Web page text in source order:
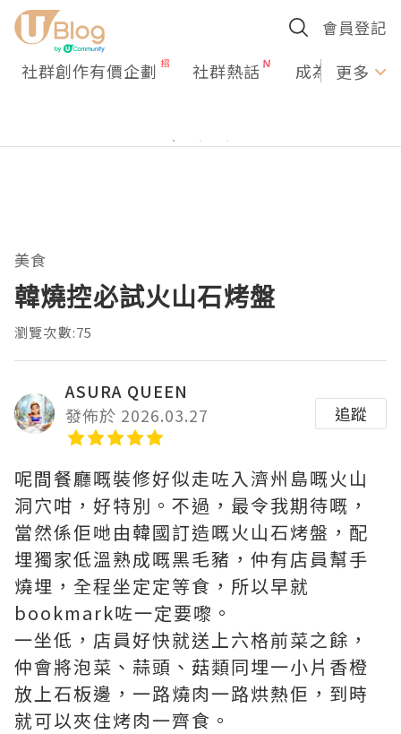
會員登記
社群創作有價企劃 社群熱話 成為U更多
美食
韓燒控必試火山石烤盤
瀏覽次數:75
ASURA QUEEN
發佈於 2026.03.27
追蹤
呢間餐廳嘅裝修好似走咗入濟州島嘅火山
洞穴咁，好特別。不過，最令我期待嘅，
當然係佢哋由韓國訂造嘅火山石烤盤，配
埋獨家低溫熟成嘅黑毛豬，仲有店員幫手
燒埋，全程坐定定等食，所以早就
bookmark咗一定要嚟。
一坐低，店員好快就送上六格前菜之餘，
仲會將泡菜、蒜頭、菇類同埋一小片香橙
放上石板邊，一路燒肉一路烘熱佢，到時
就可以夾住烤肉一齊食。